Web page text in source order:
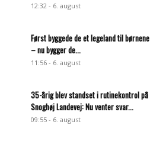
12:32 - 6. august
Først byggede de et legeland til børnene
– nu bygger de...
11:56 - 6. august
35-årig blev standset i rutinekontrol på
Snoghøj Landevej: Nu venter svar...
09:55 - 6. august